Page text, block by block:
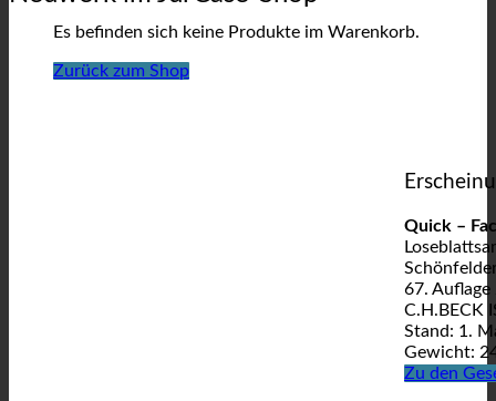
Es befinden sich keine Produkte im Warenkorb.
Zurück zum Shop
Quick –
67. Auflage
C.H.BECK
Stand: 1.
Gewicht:
Zu den